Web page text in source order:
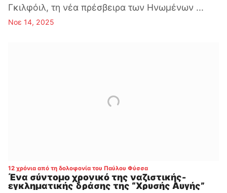
Γκιλφόιλ, τη νέα πρέσβειρα των Ηνωμένων ...
Νοε 14, 2025
12 χρόνια από τη δολοφονία του Παύλου Φύσσα:
Ένα σύντομο χρονικό της ναζιστικής-
εγκληματικής δράσης της “Χρυσής Αυγής”